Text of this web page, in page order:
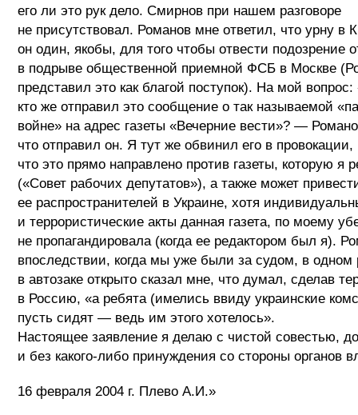
его ли это рук дело. Смирнов при нашем разговоре
не присутствовал. Романов мне ответил, что урну в
он один, якобы, для того чтобы отвести подозрение
в подрыве общественной приемной ФСБ в Москве
представил это как благой поступок). На мой вопрос:
кто же отправил это сообщение о так называемой
войне» на адрес газеты «Вечерние вести»? —
что отправил он. Я тут же обвинил его в провокации,
что это прямо направлено против газеты, которую я
(«Совет рабочих депутатов»), а также может
ее распространителей в Украине, хотя
и террористические акты данная газета, по моему
не пропагандировала (когда ее редактором был я).
впоследствии, когда мы уже были за судом, в одном
в автозаке открыто сказал мне, что думал, сделав
в Россию, «а ребята (имелись ввиду украинские
пусть сидят — ведь им этого хотелось».
Настоящее заявление я делаю с чистой совестью,
и без какого-либо принуждения со стороны органов
16 февраля 2004 г. Плево А.И.»